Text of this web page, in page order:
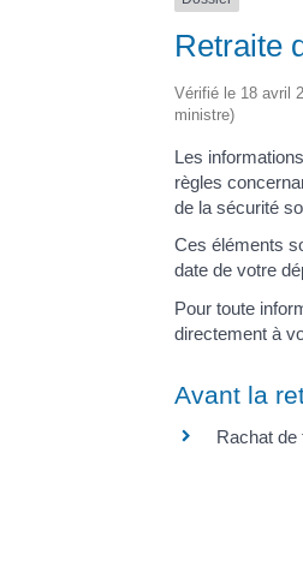
Retraite
Vérifié le 18 avril
ministre)
Les
règles
de la sécurité
Ces éléments
date de votre
Pour toute
directement à
Avant la
Rachat de